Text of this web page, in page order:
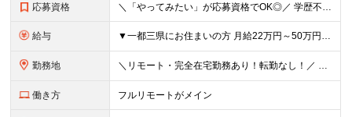
応募資格 ＼「やってみたい」が応募資格でOK◎／ 学歴不問／未経験歓迎／業種未経験歓迎／社会人デビュー歓迎／第二新卒歓迎／ブランクOK 経験やスキルは一切不問。 大切なのは「挑戦してみたい」という気持ちです
給与 ▼一都三県にお住まいの方 月給22万円～50万円＋インセンティブ＋賞与＋各種手当 ▼上記以外の地域にお住まいの方 月給21万円～50万円＋インセンティブ＋賞与＋各種手当 ※経験・能力を考慮して決定
勤務地 ＼リモート・完全在宅勤務あり！転勤なし！／ 【47都道府県の好きな地域で働けます☆】 ★リモート・フルリモートも選択可能です！ └将来的には「お気に入りのカフェでテレワーク」 「日本全国、旅をしなが
働き方 フルリモートがメイン